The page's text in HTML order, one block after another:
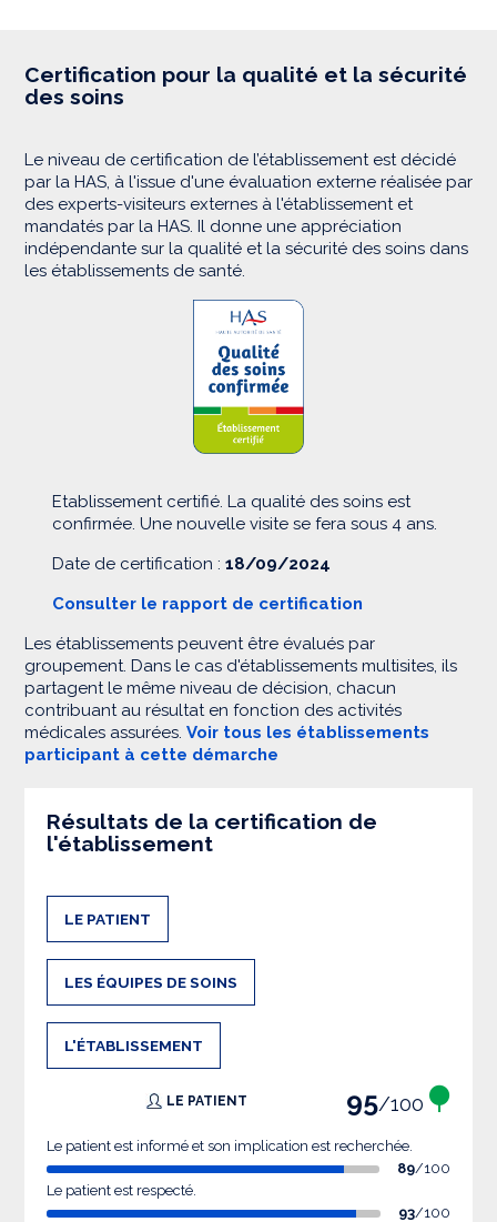
Certification pour la qualité et la sécurité
des soins
Le niveau de certification de l’établissement est décidé
par la HAS, à l'issue d'une évaluation externe réalisée par
des experts-visiteurs externes à l'établissement et
mandatés par la HAS. Il donne une appréciation
indépendante sur la qualité et la sécurité des soins dans
les établissements de santé.
Etablissement certifié. La qualité des soins est
confirmée. Une nouvelle visite se fera sous 4 ans.
Date de certification : 18/09/2024
Consulter le rapport de certification
Les établissements peuvent être évalués par
groupement. Dans le cas d'établissements multisites, ils
partagent le même niveau de décision, chacun
contribuant au résultat en fonction des activités
médicales assurées. Voir tous les établissements
participant à cette démarche
Résultats de la certification de
l'établissement
LE PATIENT
LES ÉQUIPES DE SOINS
L'ÉTABLISSEMENT
LE PATIENT 95/100
Le patient est informé et son implication est recherchée.
89/100
Le patient est respecté.
93/100